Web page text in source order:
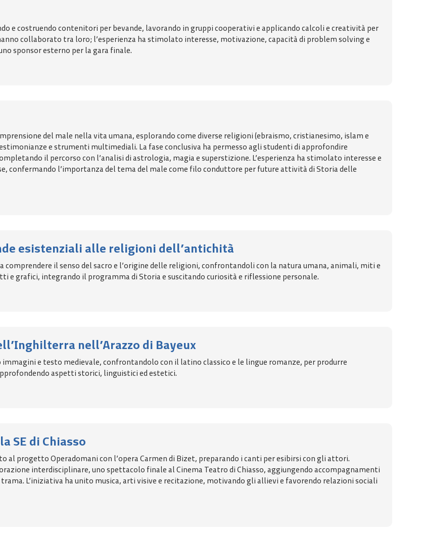
e costruendo contenitori per bevande, lavorando in gruppi cooperativi e applicando calcoli e creatività per
collaborato tra loro; l’esperienza ha stimolato interesse, motivazione, capacità di problem solving e
sponsor esterno per la gara finale.
del male nella vita umana, esplorando come diverse religioni (ebraismo, cristianesimo, islam e
e strumenti multimediali. La fase conclusiva ha permesso agli studenti di approfondire
il percorso con l’analisi di astrologia, magia e superstizione. L’esperienza ha stimolato interesse e
confermando l’importanza del tema del male come filo conduttore per future attività di Storia delle
esistenziali alle religioni dell’antichità
il senso del sacro e l’origine delle religioni, confrontandoli con la natura umana, animali, miti e
e grafici, integrando il programma di Storia e suscitando curiosità e riflessione personale.
nell’Arazzo di Bayeux
immagini e testo medievale, confrontandolo con il latino classico e le lingue romanze, per produrre
aspetti storici, linguistici ed estetici.
SE di Chiasso
al progetto Operadomani con l’opera Carmen di Bizet, preparando i canti per esibirsi con gli attori.
interdisciplinare, uno spettacolo finale al Cinema Teatro di Chiasso, aggiungendo accompagnamenti
L’iniziativa ha unito musica, arti visive e recitazione, motivando gli allievi e favorendo relazioni sociali